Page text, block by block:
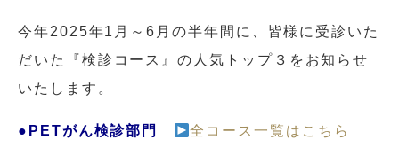
今年2025年1月～6月の半年間に、皆様に受診いた
だいた『検診コース』の人気トップ３をお知らせ
いたします。
●PETがん検診部門 全コース一覧はこちら